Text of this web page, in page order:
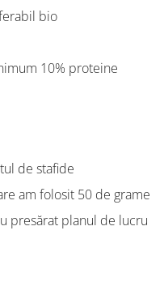
bio
10% proteine
de stafide
am folosit 50 de grame
presărat planul de lucru